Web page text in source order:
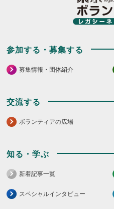
参加する・募集する
募集情報・団体紹介
交流する
ボランティアの広場
知る・学ぶ
新着記事一覧
スペシャルインタビュー